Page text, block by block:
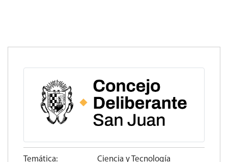
Temática: Ciencia y Tecnología